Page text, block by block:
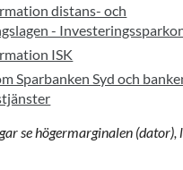
distans- och
-
ISK
Sparbanken Syd och
se högermarginalen (dator),